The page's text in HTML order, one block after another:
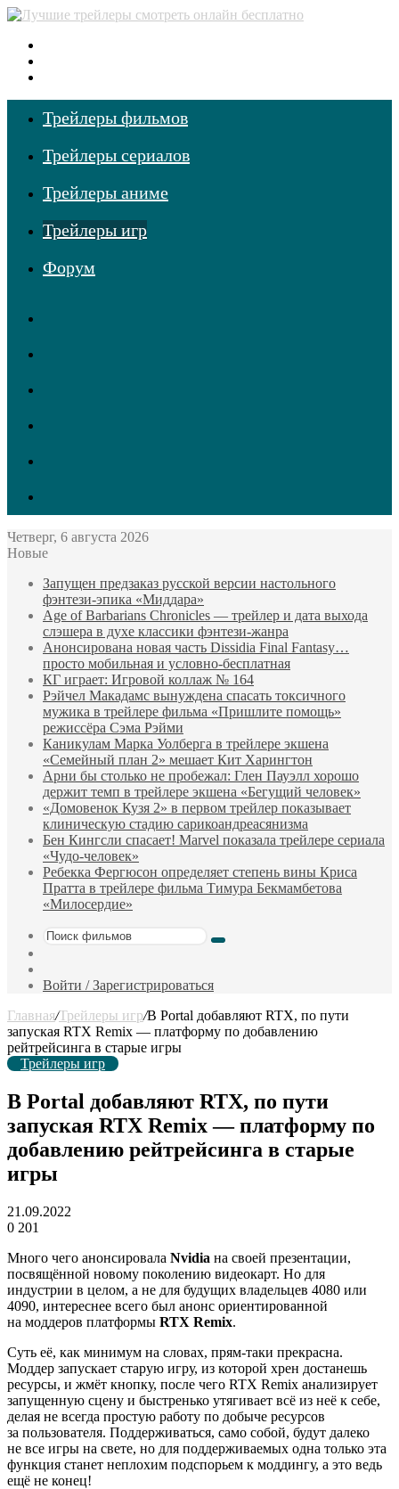
Трейлеры фильмов
Трейлеры сериалов
Трейлеры аниме
Трейлеры игр
Форум
Четверг, 6 августа 2026
Новые
Запущен предзаказ русской версии настольного
фэнтези-эпика «Миддара»
Age of Barbarians Chronicles — трейлер и дата выхода
слэшера в духе классики фэнтези-жанра
Анонсирована новая часть Dissidia Final Fantasy…
просто мобильная и условно-бесплатная
КГ играет: Игровой коллаж № 164
Рэйчел Макадамс вынуждена спасать токсичного
мужика в трейлере фильма «Пришлите помощь»
режиссёра Сэма Рэйми
Каникулам Марка Уолберга в трейлере экшена
«Семейный план 2» мешает Кит Харингтон
Арни бы столько не пробежал: Глен Пауэлл хорошо
держит темп в трейлере экшена «Бегущий человек»
«Домовенок Кузя 2» в первом трейлер показывает
клиническую стадию сарикоандреасянизма
Бен Кингсли спасает! Marvel показала трейлере сериала
«Чудо-человек»
Ребекка Фергюсон определяет степень вины Криса
Пратта в трейлере фильма Тимура Бекмамбетова
«Милосердие»
Поиск
фильм
Войти / Зарегистрироваться
Главная/Трейлеры игр/В Portal добавляют RTX, по пути
запуская RTX Remix — платформу по добавлению
рейтрейсинга в старые игры
Трейлеры игр
В Portal добавляют RTX, по пути
запуская RTX Remix — платформу по
добавлению рейтрейсинга в старые
игры
21.09.2022
0 201
Много чего анонсировала Nvidia на своей презентации,
посвящённой новому поколению видеокарт. Но для
индустрии в целом, а не для будущих владельцев 4080 или
4090, интереснее всего был анонс ориентированной
на моддеров платформы RTX Remix.
Суть её, как минимум на словах, прям-таки прекрасна.
Моддер запускает старую игру, из которой хрен достанешь
ресурсы, и жмёт кнопку, после чего RTX Remix анализирует
запущенную сцену и быстренько утягивает всё из неё к себе,
делая не всегда простую работу по добыче ресурсов
за пользователя. Поддерживаться, само собой, будут далеко
не все игры на свете, но для поддерживаемых одна только эта
функция станет неплохим подспорьем к моддингу, а это ведь
ещё не конец!